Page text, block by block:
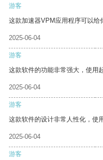
游客
这款加速器VPM应用程序可以给
2025-06-04
游客
这款软件的功能非常强大，使用
2025-06-04
游客
这款软件的设计非常人性化，使
2025-06-04
游客